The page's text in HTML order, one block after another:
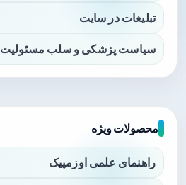
تبلیغات در سایت
سیاست پزشکی و سلب مسئولیت
محصولات ویژه
راهنمای علمی اوزمپیک